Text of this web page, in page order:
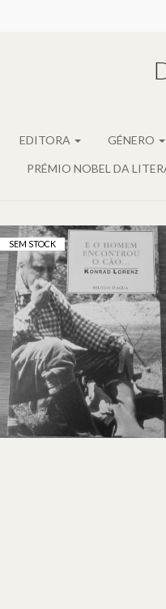
EDITORA GÉNERO
PRÉMIO NOBEL DA
SEM STOCK
E O HOMEM
ENCONTROU O
DE KONRAD LORENZ
9,00 €